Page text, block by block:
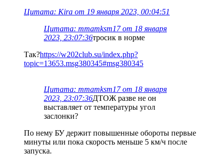
Цитата: Kira от 19 января 2023, 00:04:51
Цитата: mmamksm17 от 18 января
2023, 23:07:36тросик в норме
Так?https://w202club.su/index.php?
topic=13653.msg380345#msg380345
Цитата: mmamksm17 от 18 января
2023, 23:07:36ДТОЖ разве не он
выставляет от температуры угол
заслонки?
По нему БУ держит повышенные обороты первые
минуты или пока скорость меньше 5 км/ч после
запуска.